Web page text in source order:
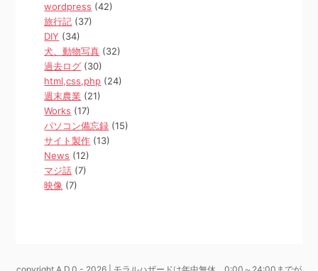
wordpress (42)
旅行記 (37)
DIY (34)
犬、動物写真 (32)
過去ログ (30)
html,css,php (24)
週末農業 (21)
Works (17)
パソコン備忘録 (15)
サイト製作 (13)
News (12)
マジ話 (7)
映像 (7)